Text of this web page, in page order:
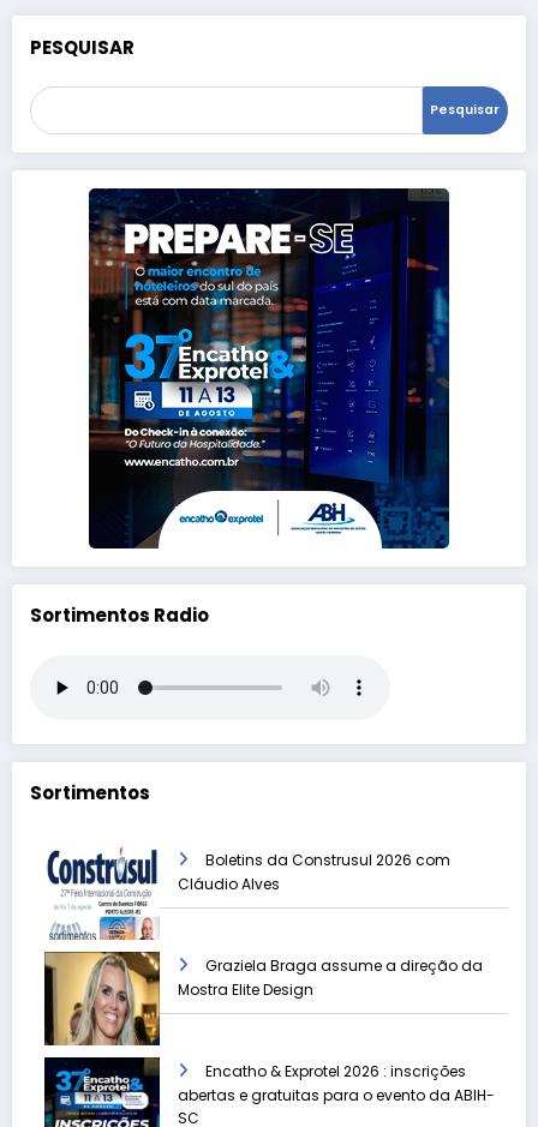
PESQUISAR
Pesquisar
Sortimentos Radio
Sortimentos
Boletins da Construsul 2026 com
Cláudio Alves
Graziela Braga assume a direção da
Mostra Elite Design
Encatho & Exprotel 2026 : inscrições
abertas e gratuitas para o evento da ABIH-
SC